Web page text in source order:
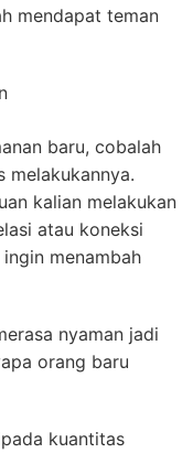
mendapat teman
baru, cobalah
melakukannya.
kalian melakukan
atau koneksi
menambah
nyaman jadi
orang baru
kuantitas